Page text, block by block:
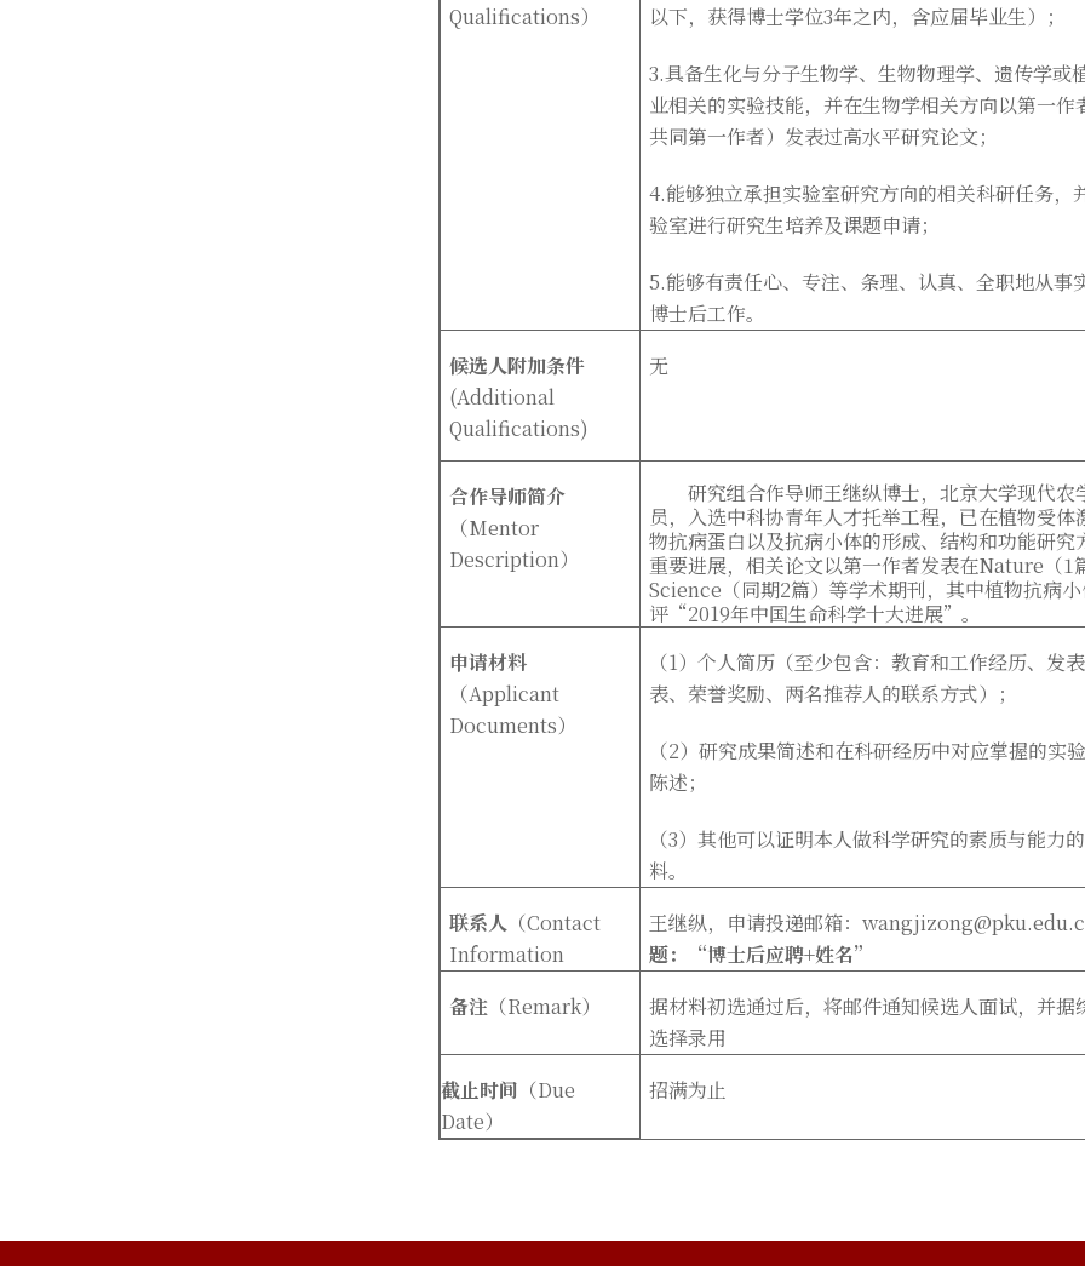
Qualifications）
以下，获得博士学位3年之内，含应届毕业生）；
3.具备生化与分子生物学、生物物理学、遗传学或
业相关的实验技能，并在生物学相关方向以第一作
共同第一作者）发表过高水平研究论文；
4.能够独立承担实验室研究方向的相关科研任务，
验室进行研究生培养及课题申请；
5.能够有责任心、专注、条理、认真、全职地从事
博士后工作。
候选人附加条件
(Additional
Qualifications)
无
合作导师简介
（Mentor
Description）
研究组合作导师王继纵博士，北京大学现代农
员， 入选中科协青年人才托举工程， 已在植物受体
物抗病蛋白以及抗病小体的形成、结构和功能研究
重要进展，相关论文以第一作者发表在Nature （
Science（同期2篇）等学术期刊，其中植物抗病
评“2019年中国生命科学十大进展”。
申请材料
（Applicant
Documents）
（1）个人简历（至少包含：教育和工作经历、发
表、荣誉奖励、两名推荐人的联系方式）；
（2）研究成果简述和在科研经历中对应掌握的实
陈述；
（3）其他可以证明本人做科学研究的素质与能力
料。
联系人 （Contact
Information
王继纵，申请投递邮箱：
题：“博士后应聘+姓名”
备注 （Remark）
据材料初选通过后，将邮件通知候选人面试，并据
选择录用
截止时间 （Due
Date）
招满为止